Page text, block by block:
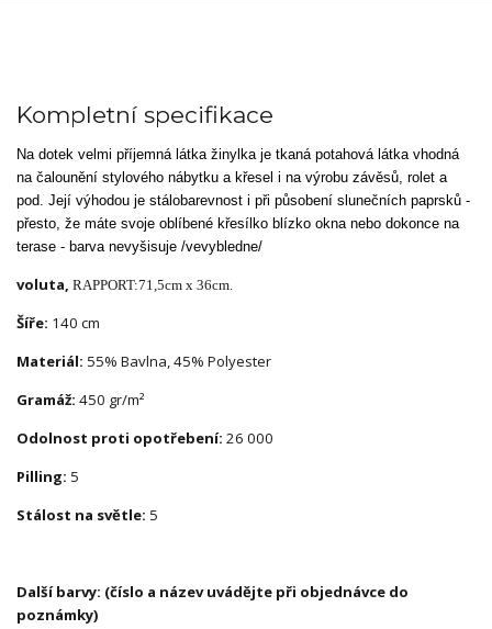
Kompletní specifikace
Na dotek velmi příjemná látka žinylka je tkaná potahová látka vhodná
na čalounění stylového nábytku a křesel i na výrobu závěsů, rolet a
pod. Její výhodou je stálobarevnost i při působení slunečních paprsků -
přesto, že máte svoje oblíbené křesílko blízko okna nebo dokonce na
terase - barva nevyšisuje /vevybledne/
voluta, RAPPORT:71,5cm x 36cm.
Šíře: 140 cm
Materiál: 55% Bavlna, 45% Polyester
Gramáž: 450 gr/m²
Odolnost proti opotřebení: 26 000
Pilling: 5
Stálost na světle: 5
Další barvy: (číslo a název uvádějte při objednávce do
poznámky)